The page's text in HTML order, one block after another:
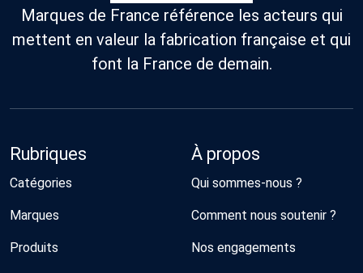
Marques de France référence les acteurs qui
mettent en valeur la fabrication française et qui
font la France de demain.
Rubriques
Catégories
Marques
Produits
À propos
Qui sommes-nous ?
Comment nous soutenir ?
Nos engagements